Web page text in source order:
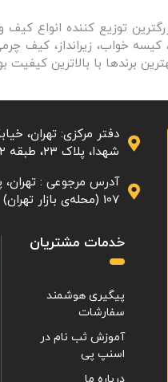
توزیع کننده انواع
خواب، زیرانداز، کیف
برندها با بالاترین کیفیت
دفتر مرکزی: تهران،
شهدا، پلاک ۲۳، طبقه 2، واحد ۵
آدرس مرجوعی : تهران،
107 (محله‌ی بازار تهران)
خدمات مشتریان
پیگیری هوشمند
سفارشات
آموزش ثب نام در
اسنپ پی